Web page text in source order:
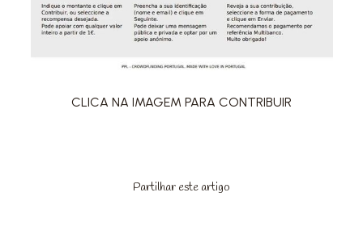
CLICA NA IMAGEM PARA CONTRIBUIR
Partilhar este artigo